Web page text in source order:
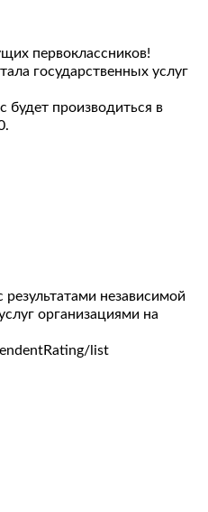
первоклассников!
государственных услуг
будет производиться в
независимой
организациями на
list